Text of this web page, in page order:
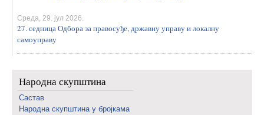
Среда, 29. јул 2026.
27. седница Одбора за правосуђе, државну управу и локалну
самоуправу
Народна скупштина
Састав
Народна скупштина у бројкама